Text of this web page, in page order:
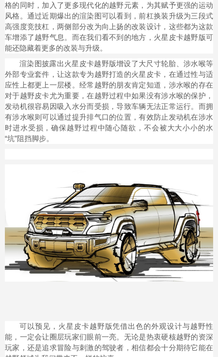
格的同时，加入了更多现代化的越野元素，为其赋予更强的运动
风格。通过近期爆出的渲染图可以看到，前杠换装升级为三段式
高强度竞技杠，两侧部分改为向上扬的改装设计，这些都为这款
车增添了越野气息。而在我们看不到的地方，火星皮卡越野版可
能还隐藏着更多的改装与升级。
渲染图披露出火星皮卡越野版增设了大尺寸轮胎、涉水喉等
外部专业套件，让这款专为越野打造的火星皮卡，在通过性与适
应性上都更上一层楼。经常越野的朋友肯定知道，涉水喉的存在
对于越野皮卡尤为重要，在越野过程中如果没有涉水喉的保护，
发动机很容易因吸入水分而受损，导致车辆无法正常运行。而拥
有涉水喉则可以通过提升排气口的位置，有效防止发动机在涉水
时进水受损，确保越野过程中随心随欲，不会被大大小小的水
“坑”阻挡脚步。
可以预见，火星皮卡越野版凭借出色的外观设计与越野性
能，一定会让圈层玩家们眼前一亮。无论是热衷硬核越野的资深
玩家，还是追求冒险与刺激的驾驶者，相信都会十分期待它能在